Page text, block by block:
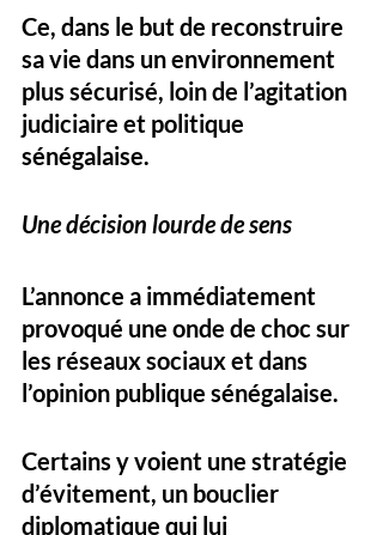
Ce, dans le but de reconstruire
sa vie dans un environnement
plus sécurisé, loin de l’agitation
judiciaire et politique
sénégalaise.
Une décision lourde de sens
L’annonce a immédiatement
provoqué une onde de choc sur
les réseaux sociaux et dans
l’opinion publique sénégalaise.
Certains y voient une stratégie
d’évitement, un bouclier
diplomatique qui lui